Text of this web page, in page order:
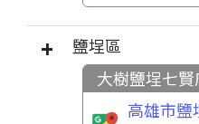
鹽埕區
大樹鹽埕七賢
高雄市鹽